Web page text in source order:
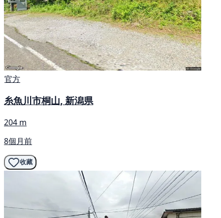
官方
糸魚川市桐山, 新潟県
204 m
8個月前
收藏